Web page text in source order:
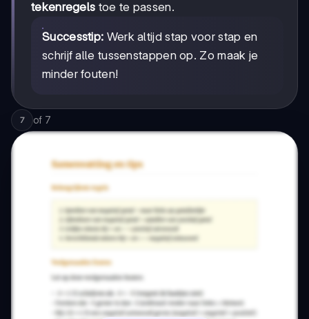
tekenregels toe te passen.
Successtip: Werk altijd stap voor stap en
schrijf alle tussenstappen op. Zo maak je
minder fouten!
7 of 7